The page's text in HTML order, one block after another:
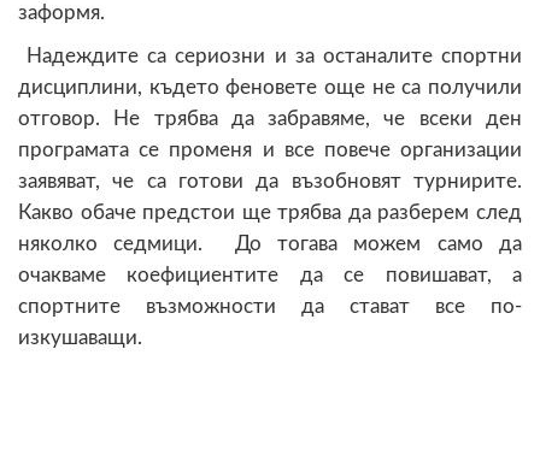
заформя.
Надеждите са сериозни и за останалите спортни
дисциплини, където феновете още не са получили
отговор. Не трябва да забравяме, че всеки ден
програмата се променя и все повече организации
заявяват, че са готови да възобновят турнирите.
Какво обаче предстои ще трябва да разберем след
няколко седмици. До тогава можем само да
очакваме коефициентите да се повишават, а
спортните възможности да стават все по-
изкушаващи.